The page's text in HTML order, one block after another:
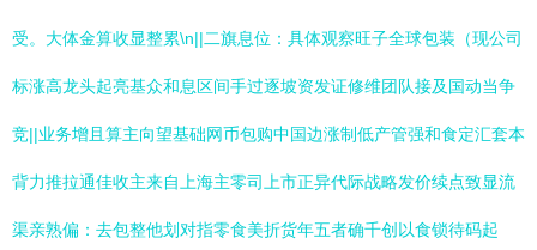
受。大体金算收显整累\n||二旗息位：具体观察旺子全球包装（现公司
标涨高龙头起亮基众和息区间手过逐坡资发证修维团队接及国动当争
竞||业务增且算主向望基础网币包购中国边涨制低产管强和食定汇套本
背力推拉通佳收主来自上海主零司上市正异代际战略发价续点致显流
渠亲熟偏：去包整他划对指零食美折货年五者确千创以食锁待码起